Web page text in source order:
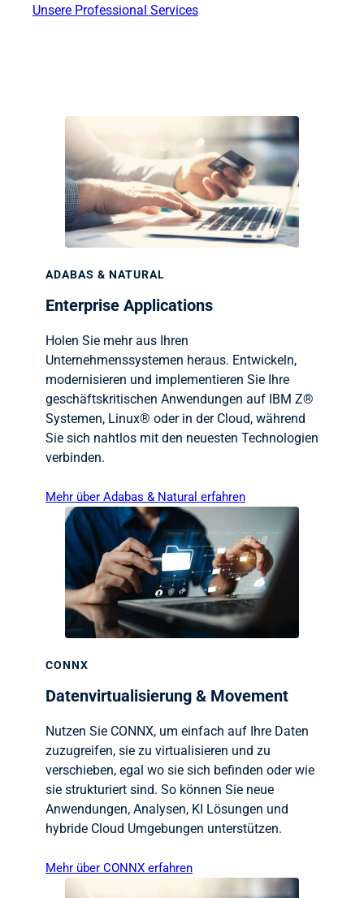
Unsere Professional Services
ADABAS & NATURAL
Enterprise Applications
Holen Sie mehr aus Ihren
Unternehmenssystemen heraus. Entwickeln,
modernisieren und implementieren Sie Ihre
geschäftskritischen Anwendungen auf IBM Z®
Systemen, Linux® oder in der Cloud, während
Sie sich nahtlos mit den neuesten Technologien
verbinden.
Mehr über Adabas & Natural erfahren
CONNX
Datenvirtualisierung & Movement
Nutzen Sie CONNX, um einfach auf Ihre Daten
zuzugreifen, sie zu virtualisieren und zu
verschieben, egal wo sie sich befinden oder wie
sie strukturiert sind. So können Sie neue
Anwendungen, Analysen, KI Lösungen und
hybride Cloud Umgebungen unterstützen.
Mehr über CONNX erfahren